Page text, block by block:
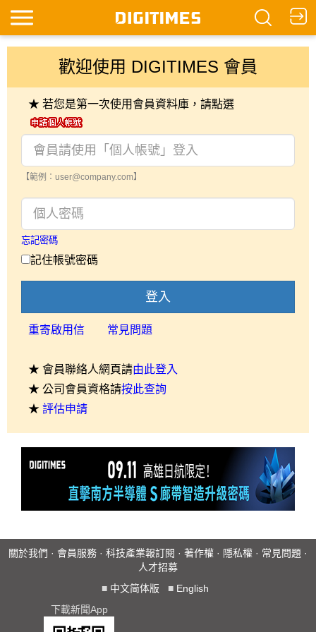
歡迎使用 DIGITIMES 會員
★ 若您是第一次使用會員資料庫，請點選
【範例：user@company.com】
忘記密碼
記住帳號密碼
登入
重寄啟用信 常見問題
★ 會員聯絡人網頁請由此登入
★ 公司會員資格請按此查詢
★ 評估申請
關於我們 · 會員服務 · 科技產業報訂閱 · 著作權 · 隱私權 · 常見問題 ·
人才招募
■ 中文简体版 ■ English
下載新聞App